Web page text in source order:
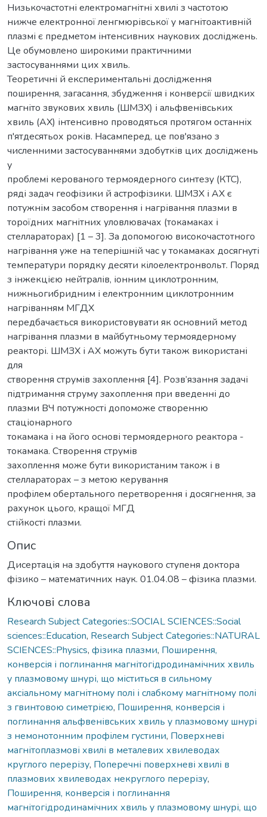
Низькочастотні електромагнітні хвилі з частотою
нижче електронної ленгмюрівської у магнітоактивній
плазмі є предметом інтенсивних наукових досліджень.
Це обумовлено широкими практичними
застосуваннями цих хвиль.
Теоретичні й експериментальні дослідження
поширення, загасання, збудження і конверсії швидких
магніто звукових хвиль (ШМЗХ) і альфвенівських
хвиль (АХ) інтенсивно проводяться протягом останніх
п'ятдесятьох років. Насамперед, це пов'язано з
численними застосуваннями здобутків цих досліджень
у
проблемі керованого термоядерного синтезу (КТС),
ряді задач геофізики й астрофізики. ШМЗХ і АХ є
потужнім засобом створення і нагрівання плазми в
тороїдних магнітних уловлювачах (токамаках і
стеллараторах) [1 – 3]. За допомогою високочастотного
нагрівання уже на теперішній час у токамаках досягнуті
температури порядку десяти кілоелектронвольт. Поряд
з інжекцією нейтралів, іонним циклотронним,
нижньогибридним і електронним циклотронним
нагріванням МГДХ
передбачається використовувати як основний метод
нагрівання плазми в майбутньому термоядерному
реакторі. ШМЗХ і АХ можуть бути також використані
для
створення струмів захоплення [4]. Розв’язання задачі
підтримання струму захоплення при введенні до
плазми ВЧ потужності допоможе створенню
стаціонарного
токамака і на його основі термоядерного реактора -
токамака. Створення струмів
захоплення може бути використаним також і в
стеллараторах – з метою керування
профілем обертального перетворення і досягнення, за
рахунок цього, кращої МГД
стійкості плазми.
Опис
Дисертація на здобуття наукового ступеня доктора
фізико – математичних наук. 01.04.08 – фізика плазми.
Ключові слова
Research Subject Categories::SOCIAL SCIENCES::Social
sciences::Education, Research Subject Categories::NATURAL
SCIENCES::Physics, фізика плазми, Поширення,
конверсія і поглинання магнітогідродинамічних хвиль
у плазмовому шнурі, що міститься в сильному
аксіальному магнітному полі і слабкому магнітному полі
з гвинтовою симетрією, Поширення, конверсія і
поглинання альфвенівських хвиль у плазмовому шнурі
з немонотонним профілем густини, Поверхневі
магнітоплазмові хвилі в металевих хвилеводах
круглого перерізу, Поперечні поверхневі хвилі в
плазмових хвилеводах некруглого перерізу,
Поширення, конверсія і поглинання
магнітогідродинамічних хвиль у плазмовому шнурі, що